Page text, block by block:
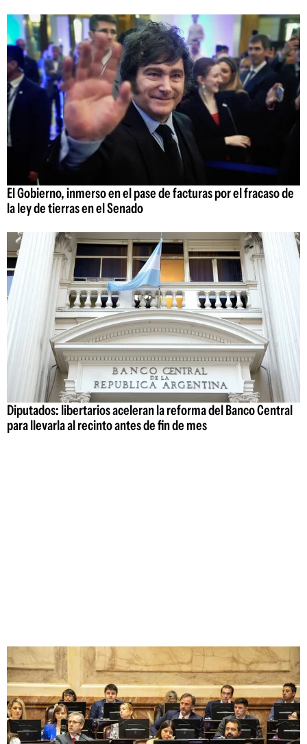
El Gobierno, inmerso en el pase de facturas por el fracaso de
la ley de tierras en el Senado
Diputados: libertarios aceleran la reforma del Banco Central
para llevarla al recinto antes de fin de mes